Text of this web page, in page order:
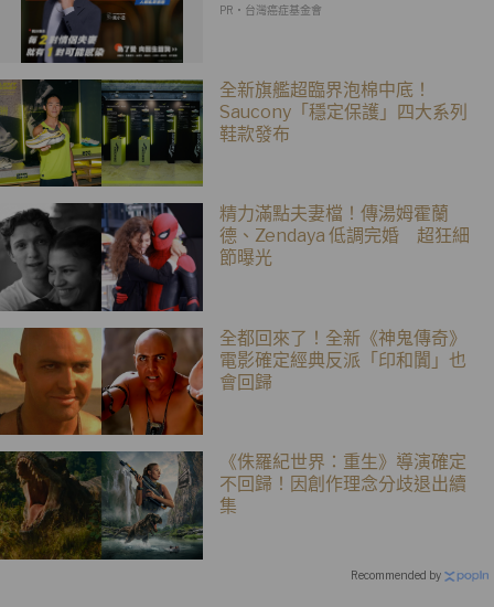
PR・台灣癌症基金會
全新旗艦超臨界泡棉中底！
Saucony「穩定保護」四大系列
鞋款發布
精力滿點夫妻檔！傳湯姆霍蘭
德、Zendaya 低調完婚 超狂細
節曝光
全都回來了！全新《神鬼傳奇》
電影確定經典反派「印和闐」也
會回歸
《侏羅紀世界：重生》導演確定
不回歸！因創作理念分歧退出續
集
Recommended by